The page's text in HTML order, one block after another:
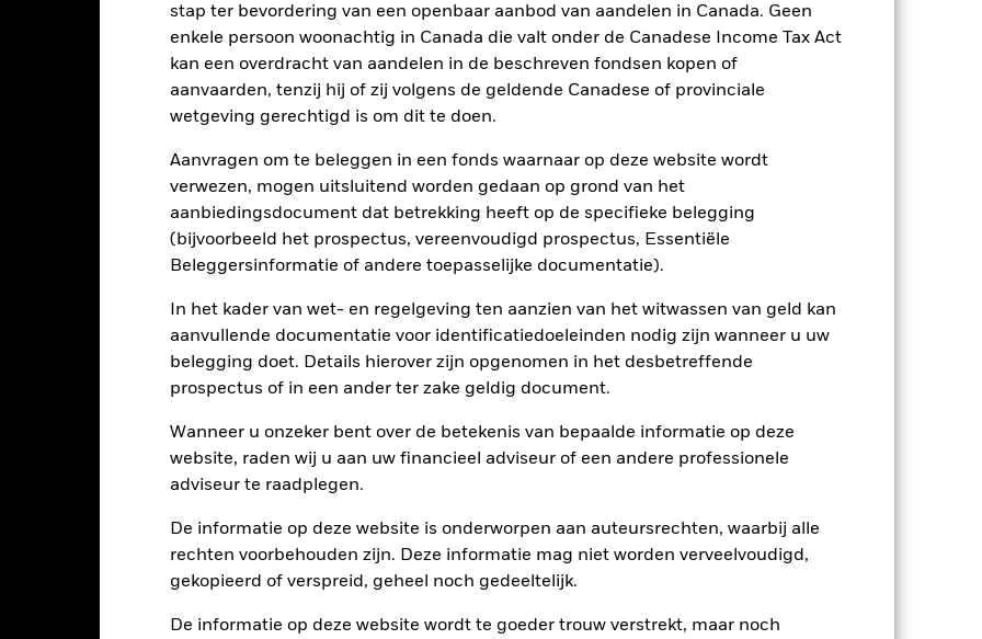
stap ter bevordering van een openbaar aanbod van aandelen in Canada. Geen
enkele persoon woonachtig in Canada die valt onder de Canadese Income Tax Act
kan een overdracht van aandelen in de beschreven fondsen kopen of
aanvaarden, tenzij hij of zij volgens de geldende Canadese of provinciale
wetgeving gerechtigd is om dit te doen.
Aanvragen om te beleggen in een fonds waarnaar op deze website wordt
verwezen, mogen uitsluitend worden gedaan op grond van het
aanbiedingsdocument dat betrekking heeft op de specifieke belegging
(bijvoorbeeld het prospectus, vereenvoudigd prospectus, Essentiële
Beleggersinformatie of andere toepasselijke documentatie).
In het kader van wet- en regelgeving ten aanzien van het witwassen van geld kan
aanvullende documentatie voor identificatiedoeleinden nodig zijn wanneer u uw
belegging doet. Details hierover zijn opgenomen in het desbetreffende
prospectus of in een ander ter zake geldig document.
Wanneer u onzeker bent over de betekenis van bepaalde informatie op deze
website, raden wij u aan uw financieel adviseur of een andere professionele
adviseur te raadplegen.
De informatie op deze website is onderworpen aan auteursrechten, waarbij alle
rechten voorbehouden zijn. Deze informatie mag niet worden verveelvoudigd,
gekopieerd of verspreid, geheel noch gedeeltelijk.
De informatie op deze website wordt te goeder trouw verstrekt, maar noch
van toepassing, worden herbelegd. Het rendement van uw belegging kan stijgen of dalen als gevolg
valutaschommelingen als uw belegging wordt gedaan in een andere valuta dan die gebruikt in de
van de prestaties in het verleden. Bron: Blackrock
Belangrijkste Risico's
verlagingen van de kredietrating kunnen het risiconiveau verhogen. Valutarisico: Het Fonds belegt in
beïnvloed door dagelijkse schommelingen op de aandelenmarkten. Tot de andere factoren die van
waarop ze gebaseerd zijn en kunnen leiden tot grotere verliezen of winsten, wat leidt tot grotere
De invloed op het Fonds kan groter zijn wanneer op een uitvoerige of complexe manier wordt
die diensten leveren zoals de bewaring van activa, of die optreden als tegenpartij voor afgeleide
of kapitaal terug te betalen.Liquiditeitsrisico: lagere liquiditeit betekent dat er onvoldoende kopers of
Kerngegevens
USD 4.170.727.042 Introductiedatum 23/nov/2016